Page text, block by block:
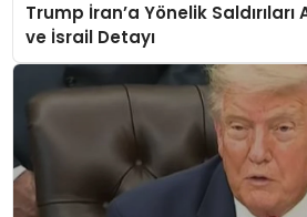
Trump İran’a Yönelik Saldırıları
ve İsrail Detayı